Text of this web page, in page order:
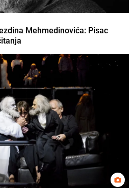
Mehmedinovića: Pisac